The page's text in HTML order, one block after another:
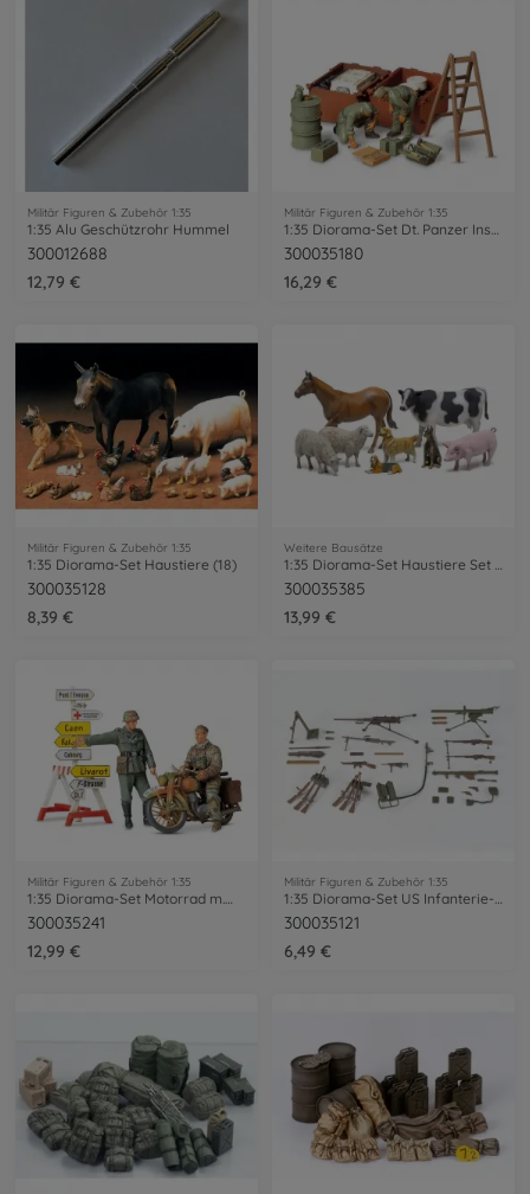
Militär Figuren & Zubehör 1:35
1:35 Alu Geschützrohr Hummel
300012688
12,79 €
Militär Figuren & Zubehör 1:35
1:35 Diorama-Set Dt. Panzer Instands.(2)
300035180
16,29 €
Militär Figuren & Zubehör 1:35
1:35 Diorama-Set Haustiere (18)
300035128
8,39 €
Weitere Bausätze
300035385
13,99 €
Militär Figuren & Zubehör 1:35
1:35 Diorama-Set Motorrad m.Wegwei.(2)
300035241
12,99 €
Militär Figuren & Zubehör 1:35
1:35 Diorama-Set US Infanterie-Waffen
300035121
6,49 €